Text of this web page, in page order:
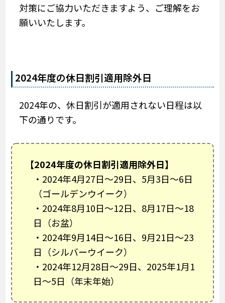
対策にご協力いただきますよう、ご理解をお
願いいたします。
2024年度の休日割引適用除外日
2024年の、休日割引が適用されない日程は以
下の通りです。
【2024年度の休日割引適用除外日】
・2024年4月27日～29日、5月3日～6日
（ゴールデンウイーク）
・2024年8月10日～12日、8月17日～18
日（お盆）
・2024年9月14日～16日、9月21日～23
日（シルバーウイーク）
・2024年12月28日～29日、2025年1月1
日～5日（年末年始）